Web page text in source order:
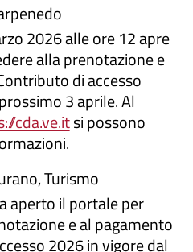
2026 alle ore 12 apre
alla prenotazione e
di accesso
3 aprile. Al
cda.ve.itsi possono
Turismo
aperto il portale per
e al pagamento
2026 in vigore dal